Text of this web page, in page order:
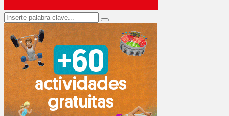
Search
for:
Search